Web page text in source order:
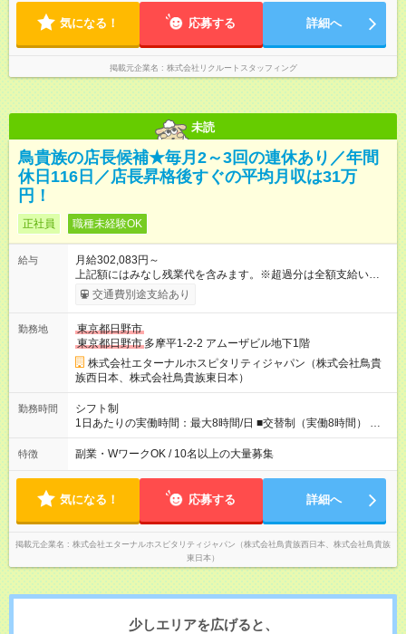
気になる！ 応募する 詳細へ
掲載元企業名 株式会社リクルートスタッフィング
未読
鳥貴族の店長候補★毎月2～3回の連休あり／年間
休日116日／店長昇格後すぐの平均月収は31万
円！
正社員 職種未経験OK
給与
月給302,083円～
上記額にはみなし残業代を含みます。※超過分は全額支給いたし
ます。 みなし残業代 51,845円 以上／月 みなし残業時間 30時間
／月 定額深夜手当（60時間、2万738円～）含む。 それぞれ
未経験スタートのメンバーも多いです。 ◎上司との距離が近
く、困ったことがあってもマネージャーにすぐ相談できます。
◎女性活躍中！女性管理職登用実績あり！ ◎月1回エリア会議あ
り。社長が直接、目標や方針を発表します。 ⇒各店舗の好事例
を知れるなど、刺激がたくさん 【試用期間】試用期間なし
交通費別途支給あり
勤務地
東京都日野市
東京都日野市 多摩平1-2-2 アムーザビル地下1階
株式会社エターナルホスピタリティジャパン（株式会社鳥貴
族西日本、株式会社鳥貴族東日本）
勤務時間
シフト制
1日あたりの実働時間：最大8時間/日 ■交替制（実働8時間） ▼
シフト例 ○16：00～翌2：00 ○20：00～翌6：00 ※営業時間は店
舗による。 ＜無断残業は絶対禁止！＞ どうしても必要な時は、
すが、これをゼロにするのが目標の一つです。
特徴 副業・WワークOK / 10名以上の大量募集
気になる！ 応募する 詳細へ
掲載元企業名
株式会社エターナルホスピタリティジャパン（株式会社鳥貴族西日本、株式会社鳥貴族
東日本）
少しエリアを広げると、